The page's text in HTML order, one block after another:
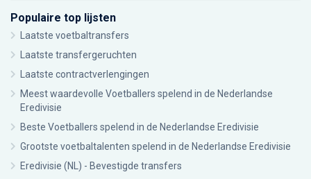
Populaire top lijsten
Laatste voetbaltransfers
Laatste transfergeruchten
Laatste contractverlengingen
Meest waardevolle Voetballers spelend in de Nederlandse
Eredivisie
Beste Voetballers spelend in de Nederlandse Eredivisie
Grootste voetbaltalenten spelend in de Nederlandse Eredivisie
Eredivisie (NL) - Bevestigde transfers